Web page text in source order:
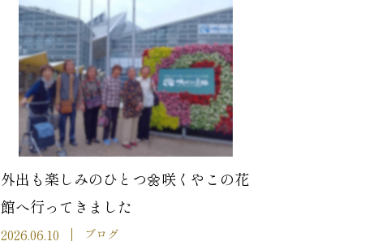
外出も楽しみのひとつ🌼咲くやこの花
館へ行ってきました
2026.06.10
ブログ